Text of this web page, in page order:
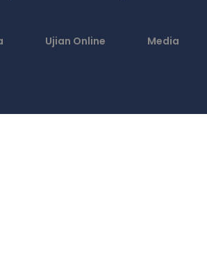
Ujian Online Media